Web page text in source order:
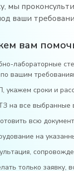
мы
ваши
вам
лабораторные
вашим
укажем сроки и
на все выбранные
всю
на
только заявку,